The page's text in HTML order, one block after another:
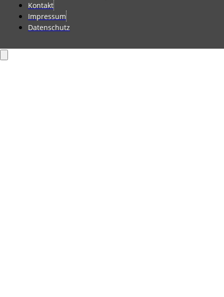
Kontakt
Impressum
Datenschutz